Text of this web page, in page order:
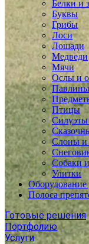
Белки и
Буквы
Грибы
Лоси
Лошади
Медведи
Мячи
Ослы и
Павлины
Птицы
Слоны и
Собаки
Улитки
Оборудование
Полоса
Готовые решения
Портфолию
Услуги